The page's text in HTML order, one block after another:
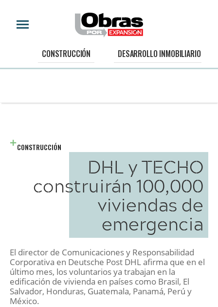
CONSTRUCCIÓN DESARROLLO INMOBILIARIO
CONSTRUCCIÓN
DHL y TECHO
construirán 100,000
viviendas de
emergencia
El director de Comunicaciones y Responsabilidad
Corporativa en Deutsche Post DHL afirma que en el
último mes, los voluntarios ya trabajan en la
edificación de vivienda en países como Brasil, El
Salvador, Honduras, Guatemala, Panamá, Perú y
México.